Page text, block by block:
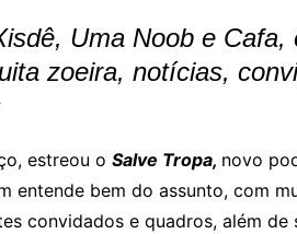
Uma Noob e Cafa,
zoeira, notícias,
estreou o Salve Tropa, novo
entende bem do assunto, com
convidados e quadros, além de